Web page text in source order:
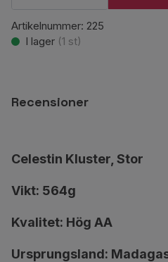
Artikelnummer: 225
I lager (1 st)
Recensioner
Celestin Kluster, Stor
Vikt: 564g
Kvalitet: Hög AA
Ursprungsland: